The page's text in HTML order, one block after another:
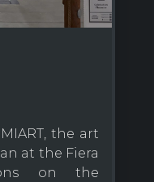
the art
at the Fiera
on the